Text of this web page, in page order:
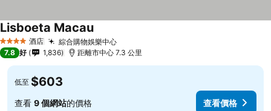
4 星級 酒店 綜合購物娛樂中心
Lisboeta Macau
7.8 好 1,836 距離市中心 7.3 公里
低至 $603
查看 9 個網站的價格 查看價格